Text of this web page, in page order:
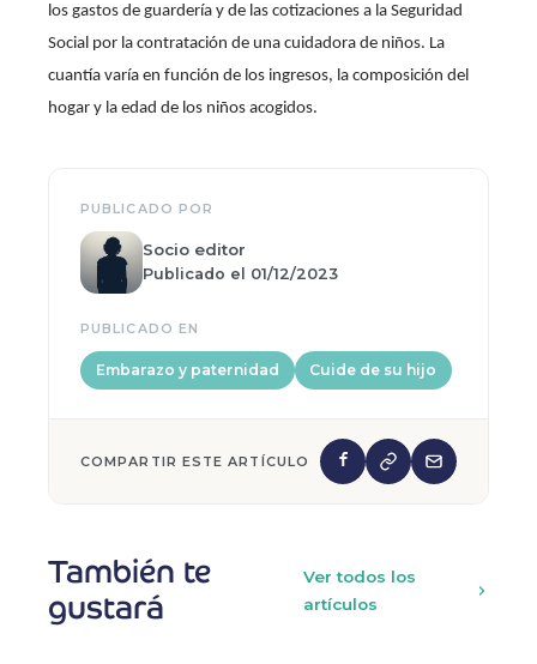
los gastos de guardería y de las cotizaciones a la Seguridad
Social por la contratación de una cuidadora de niños. La
cuantía varía en función de los ingresos, la composición del
hogar y la edad de los niños acogidos.
PUBLICADO POR
Socio editor
Publicado el 01/12/2023
PUBLICADO EN
Embarazo y paternidad Cuide de su hijo
COMPARTIR ESTE ARTÍCULO
También te
gustará
Ver todos los
artículos